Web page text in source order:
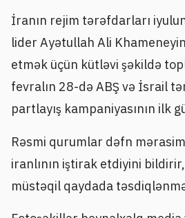
İranın rejim tərəfdarları
lider Ayətullah Ali
etmək üçün kütləvi şəkildə
fevralın 28-də ABŞ və İsrail
partlayış kampaniyasının ilk
Rəsmi qurumlar dəfn
iranlının iştirak etdiyini
müstəqil qaydada